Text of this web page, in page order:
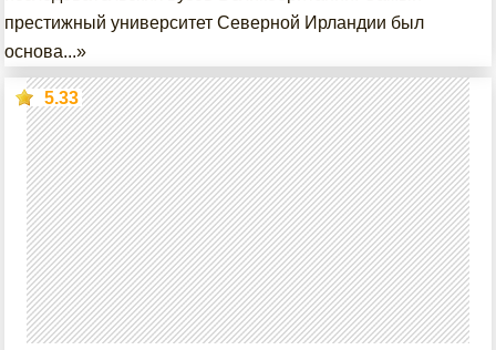
престижный университет Северной Ирландии был
основа...»
5.33